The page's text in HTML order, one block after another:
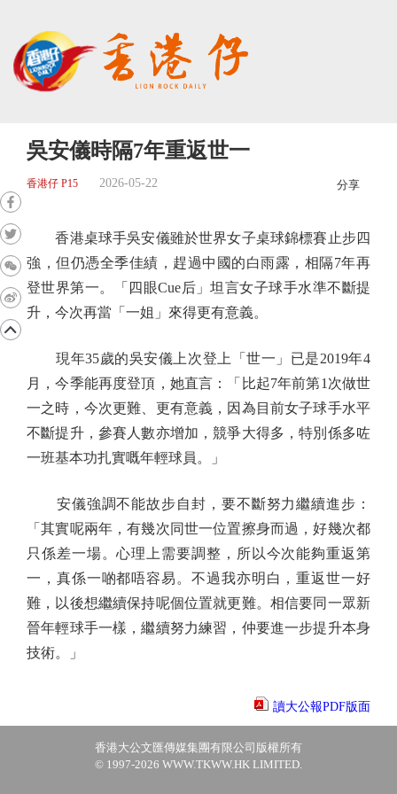
吳安儀時隔7年重返世一
香港仔 P15 2026-05-22 分享
香港桌球手吳安儀雖於世界女子桌球錦標賽止步四
強，但仍憑全季佳績，趕過中國的白雨露，相隔7年再
登世界第一。「四眼Cue后」坦言女子球手水準不斷提
升，今次再當「一姐」來得更有意義。
現年35歲的吳安儀上次登上「世一」已是2019年4
月，今季能再度登頂，她直言：「比起7年前第1次做世
一之時，今次更難、更有意義，因為目前女子球手水平
不斷提升，參賽人數亦增加，競爭大得多，特別係多咗
一班基本功扎實嘅年輕球員。」
安儀強調不能故步自封，要不斷努力繼續進步：
「其實呢兩年，有幾次同世一位置擦身而過，好幾次都
只係差一場。心理上需要調整，所以今次能夠重返第
一，真係一啲都唔容易。不過我亦明白，重返世一好
難，以後想繼續保持呢個位置就更難。相信要同一眾新
晉年輕球手一樣，繼續努力練習，仲要進一步提升本身
技術。」
讀大公報PDF版面
香港大公文匯傳媒集團有限公司版權所有
© 1997-2026 WWW.TKWW.HK LIMITED.